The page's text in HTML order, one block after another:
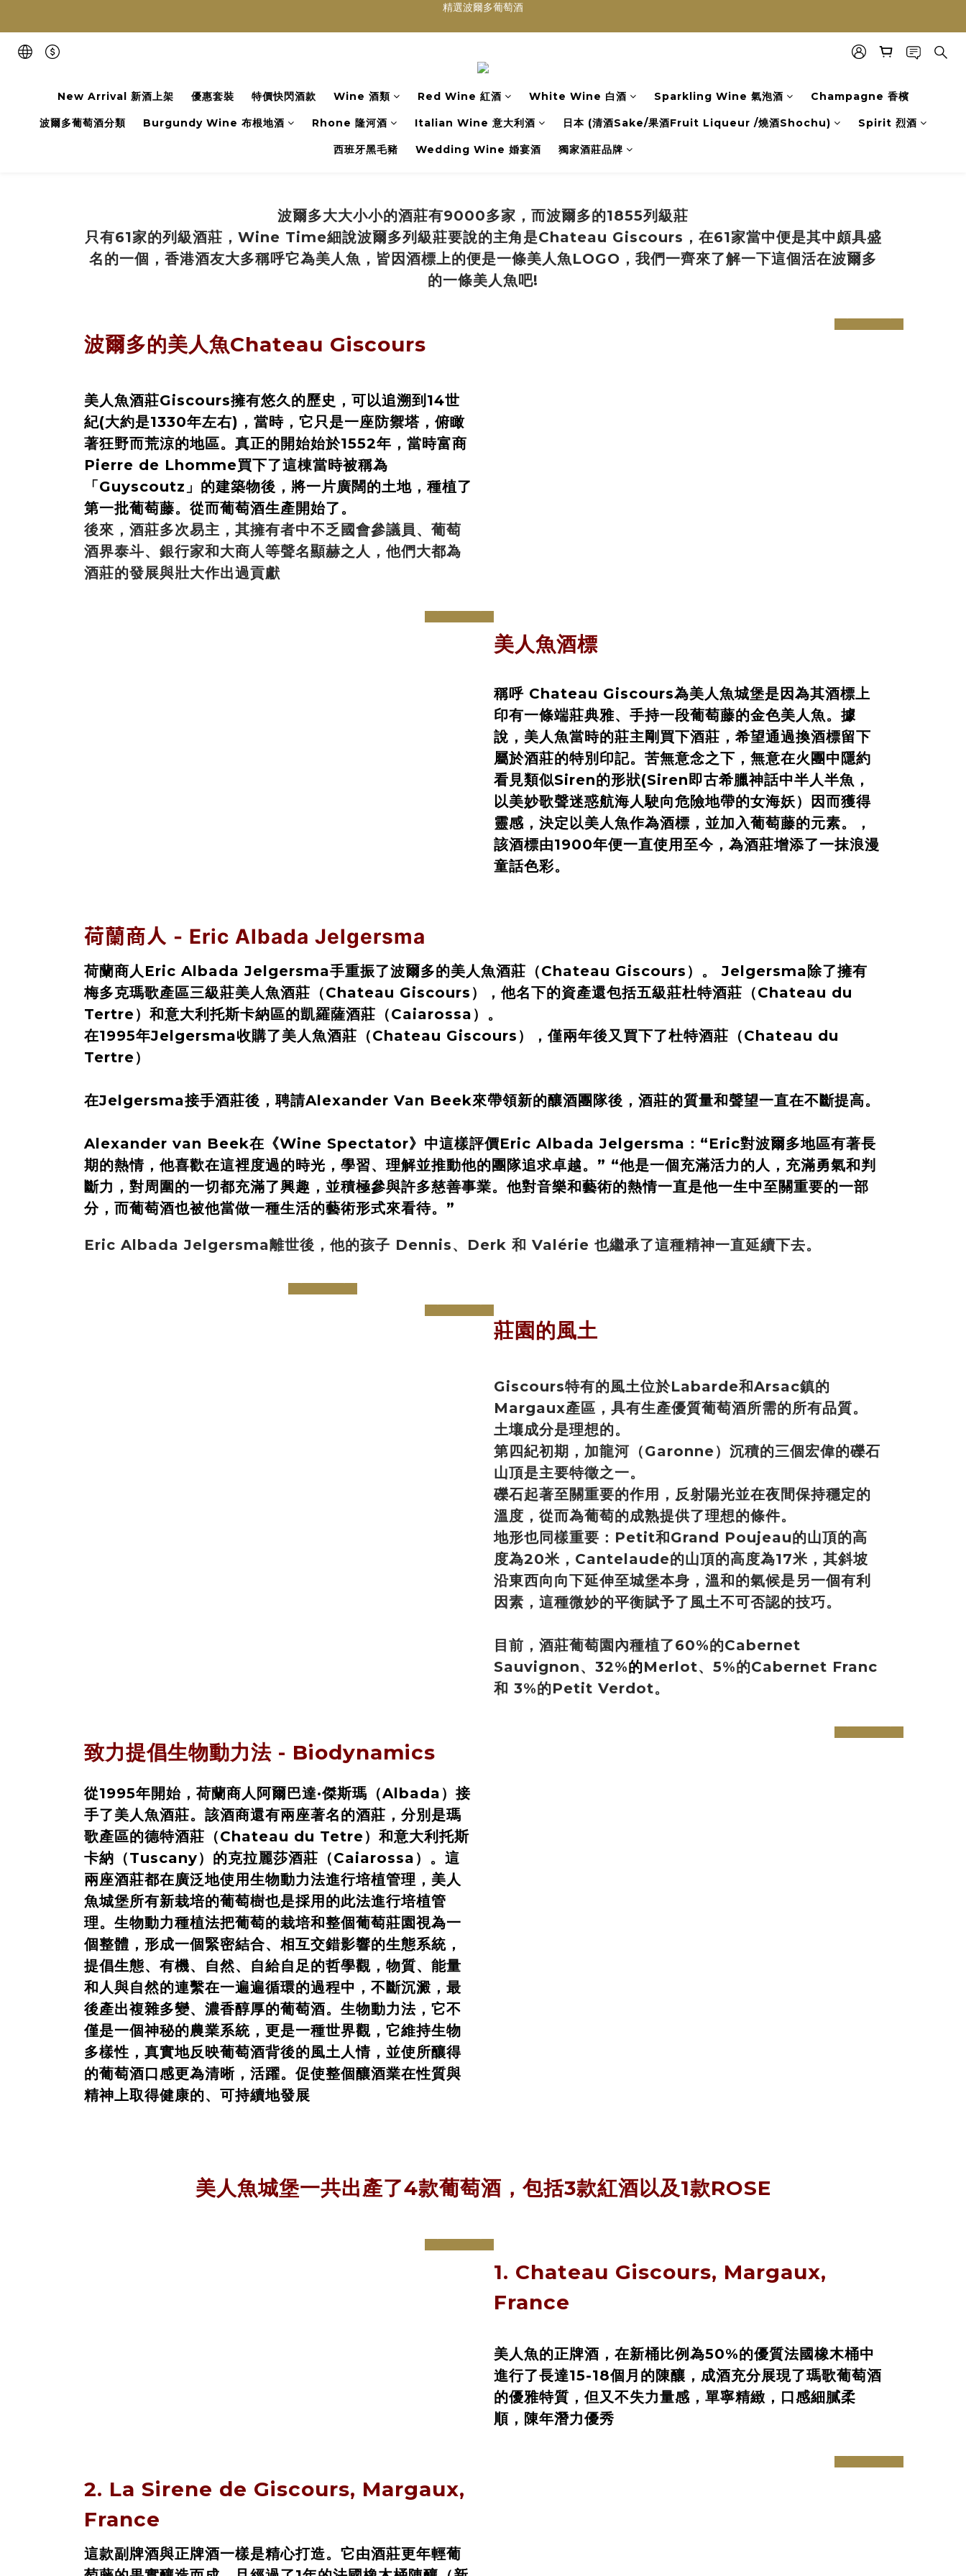
買滿任何酒類 六支 或買滿 $1200 (不限支數) 皆可享免費送貨
Wedding Wine 婚宴酒試酒服務
New Arrival 新酒上架 優惠套裝 特價快閃酒款 Wine 酒類 Red Wine 紅酒 White Wine 白酒 Sparkling Wine 氣泡酒 Champagne 香檳
波爾多葡萄酒分類 Burgundy Wine 布根地酒 Rhone 隆河酒 Italian Wine 意大利酒 日本 (清酒Sake/果酒Fruit Liqueur /燒酒Shochu) Spirit 烈酒
西班牙黑毛豬 Wedding Wine 婚宴酒 獨家酒莊品牌
波爾多大大小小的酒莊有9000多家，而波爾多的1855列級莊
只有61家的列級酒莊，Wine Time細說波爾多列級莊要說的主角是Chateau Giscours，在61家當中便是其中頗具盛
名的一個，香港酒友大多稱呼它為美人魚，皆因酒標上的便是一條美人魚LOGO，我們一齊來了解一下這個活在波爾多
的一條美人魚吧!
波爾多的美人魚Chateau Giscours
美人魚酒莊Giscours擁有悠久的歷史，可以追溯到14世
紀(大約是1330年左右)，當時，它只是一座防禦塔，俯瞰
著狂野而荒涼的地區。真正的開始始於1552年，當時富商
Pierre de Lhomme買下了這棟當時被稱為
「Guyscoutz」的建築物後， 將一片廣闊的土地，種植了
第一批葡萄藤。從而葡萄酒生產開始了。
後來，酒莊多次易主，其擁有者中不乏國會參議員、葡萄
酒界泰斗、銀行家和大商人等聲名顯赫之人，他們大都為
酒莊的發展與壯大作出過貢獻
prev next
美人魚酒標
稱呼 Chateau Giscours為美人魚城堡是因為其酒標上
印有一條端莊典雅、手持一段葡萄藤的金色美人魚。據
說，美人魚當時的莊主剛買下酒莊，希望通過換酒標留下
屬於酒莊的特別印記。苦無意念之下，無意在火團中隱約
看見類似Siren的形狀(Siren即古希臘神話中半人半魚，
以美妙歌聲迷惑航海人駛向危險地帶的女海妖）因而獲得
靈感，決定以美人魚作為酒標，並加入葡萄藤的元素。，
該酒標由1900年便一直使用至今，為酒莊增添了一抹浪漫
童話色彩。
荷蘭商人 - Eric Albada Jelgersma
荷蘭商人Eric Albada Jelgersma手重振了波爾多的美人魚酒莊（Chateau Giscours）。 Jelgersma除了擁有
梅多克瑪歌產區三級莊美人魚酒莊（Chateau Giscours），他名下的資產還包括五級莊杜特酒莊（Chateau du
Tertre）和意大利托斯卡納區的凱羅薩酒莊（Caiarossa）。
在1995年Jelgersma收購了美人魚酒莊（Chateau Giscours），僅兩年後又買下了杜特酒莊（Chateau du
Tertre）
在Jelgersma接手酒莊後，聘請Alexander Van Beek來帶領新的釀酒團隊後，酒莊的質量和聲望一直在不斷提高。
Alexander van Beek在《Wine Spectator》中這樣評價Eric Albada Jelgersma：“Eric對波爾多地區有著長
期的熱情，他喜歡在這裡度過的時光，學習、理解並推動他的團隊追求卓越。” “他是一個充滿活力的人，充滿勇氣和判
斷力，對周圍的一切都充滿了興趣，並積極參與許多慈善事業。他對音樂和藝術的熱情一直是他一生中至關重要的一部
分，而葡萄酒也被他當做一種生活的藝術形式來看待。”
Eric Albada Jelgersma離世後，他的孩子 Dennis、Derk 和 Valérie 也繼承了這種精神一直延續下去。
prev
next
prev
next
莊園的風土
Giscours特有的風土位於Labarde和Arsac鎮的
Margaux產區，具有生產優質葡萄酒所需的所有品質。
土壤成分是理想的。
第四紀初期，加龍河（Garonne）沉積的三個宏偉的礫石
山頂是主要特徵之一。
礫石起著至關重要的作用，反射陽光並在夜間保持穩定的
溫度，從而為葡萄的成熟提供了理想的條件。
地形也同樣重要：Petit和Grand Poujeau的山頂的高
度為20米，Cantelaude的山頂的高度為17米，其斜坡
沿東西向向下延伸至城堡本身，溫和的氣候是另一個有利
因素，這種微妙的平衡賦予了風土不可否認的技巧。
目前，酒莊葡萄園內種植了60%的Cabernet
Sauvignon、32%的Merlot、5%的Cabernet Franc
和 3%的Petit Verdot。
致力提倡生物動力法 - Biodynamics
從1995年開始，荷蘭商人阿爾巴達·傑斯瑪（Albada）接
手了美人魚酒莊。該酒商還有兩座著名的酒莊，分別是瑪
歌產區的德特酒莊（Chateau du Tetre）和意大利托斯
卡納（Tuscany）的克拉麗莎酒莊（Caiarossa）。這
兩座酒莊都在廣泛地使用生物動力法進行培植管理，美人
魚城堡所有新栽培的葡萄樹也是採用的此法進行培植管
理。生物動力種植法把葡萄的栽培和整個葡萄莊園視為一
個整體，形成一個緊密結合、相互交錯影響的生態系統，
提倡生態、有機、自然、自給自足的哲學觀，物質、能量
和人與自然的連繫在一遍遍循環的過程中，不斷沉澱，最
後產出複雜多變、濃香醇厚的葡萄酒。生物動力法，它不
僅是一個神秘的農業系統，更是一種世界觀，它維持生物
多樣性，真實地反映葡萄酒背後的風土人情，並使所釀得
的葡萄酒口感更為清晰，活躍。促使整個釀酒業在性質與
精神上取得健康的、可持續地發展
prev next
美人魚城堡一共出產了4款葡萄酒，包括3款紅酒以及1款ROSE
1. Chateau Giscours, Margaux,
France
美人魚的正牌酒，在新桶比例為50%的優質法國橡木桶中
進行了長達15-18個月的陳釀，成酒充分展現了瑪歌葡萄酒
的優雅特質，但又不失力量感，單寧精緻，口感細膩柔
順，陳年潛力優秀
2. La Sirene de Giscours, Margaux,
France
這款副牌酒與正牌酒一樣是精心打造。它由酒莊更年輕葡
prev next